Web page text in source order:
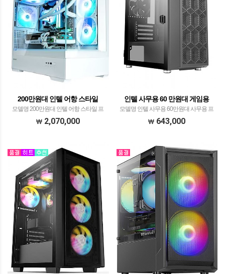
200만원대 인텔 어항 스타일
모델명 200만원대 인텔 어항 스타일 프
로세서 인텔 14세대 i5-14600KF​ with이엠
DELTA R…
2,070,000
인텔 사무용 60 만원대 게임용
모델명 인텔 사무용 60만원대 사무용 프
로세서 인텔 코어12세대 i5-12400 with
드 기가바이트 H610M…
643,000